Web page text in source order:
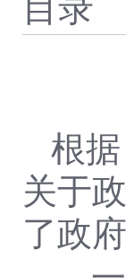
目录
根
关于
了政